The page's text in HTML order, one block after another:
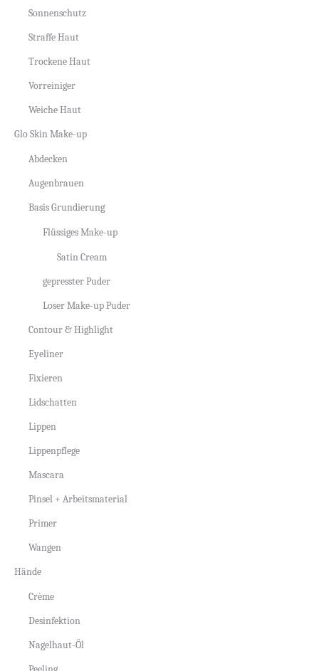
Sonnenschutz
Straffe Haut
Trockene Haut
Vorreiniger
Weiche Haut
Glo Skin Make-up
Abdecken
Augenbrauen
Basis Grundierung
Flüssiges Make-up
Satin Cream
gepresster Puder
Loser Make-up Puder
Contour & Highlight
Eyeliner
Fixieren
Lidschatten
Lippen
Lippenpflege
Mascara
Pinsel + Arbeitsmaterial
Primer
Wangen
Hände
Crème
Desinfektion
Nagelhaut-Öl